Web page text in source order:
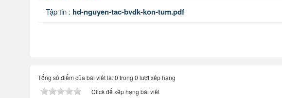
Tập tin : hd-nguyen-tac-bvdk-kon-tum.pdf
Tổng số điểm của bài viết là: 0 trong 0 lượt xếp hạng
Click để xếp hạng bài viết